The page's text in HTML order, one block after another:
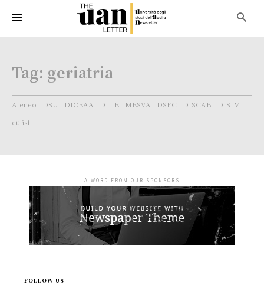
Tag: geriatria
Ateneo DSU DICEAA DIIIE MESVA DSFC DISCAB
DISIM
eulist
- A WORD FROM OUR SPONSORS -
FOLLOW US